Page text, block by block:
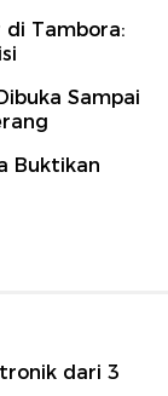
di Tambora:
Sampai
Buktikan
dari 3